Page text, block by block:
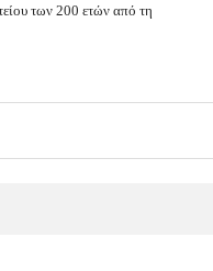
των 200 ετών από τη